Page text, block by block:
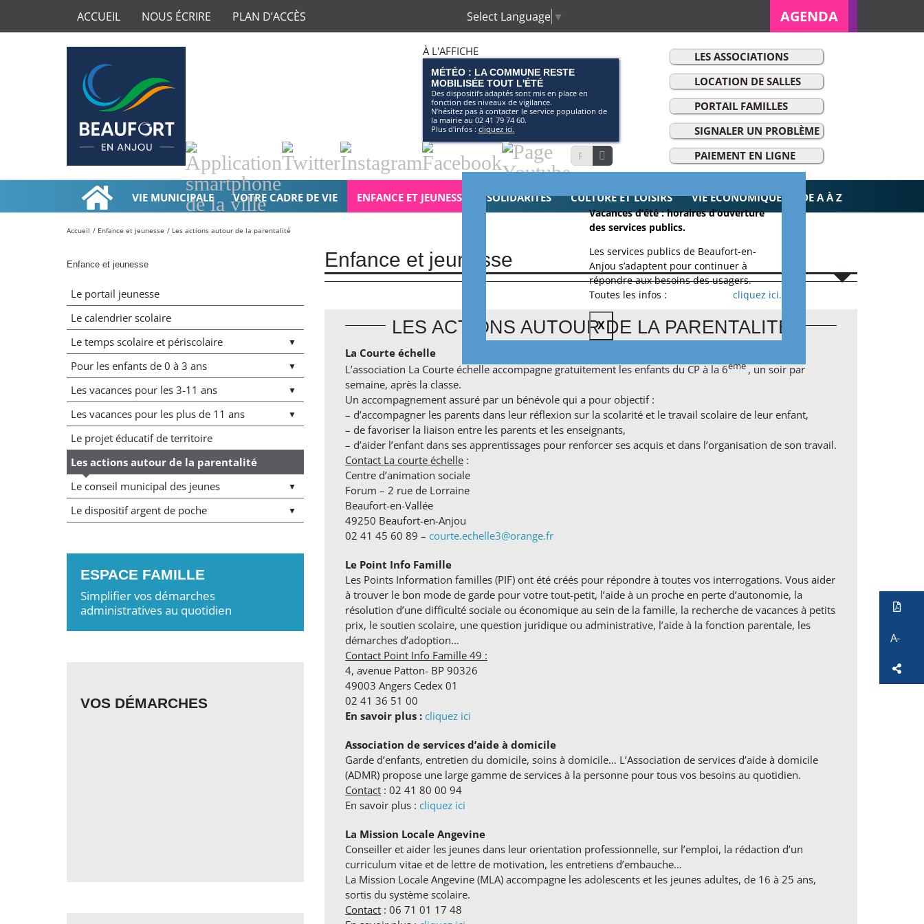
ACCUEIL NOUS ÉCRIRE PLAN D’ACCÈS Select Language ▼ AGENDA
À L'AFFICHE
MÉTÉO : LA COMMUNE RESTE
MOBILISÉE TOUT L'ÉTÉ
Des dispositifs adaptés sont mis en place en
fonction des niveaux de vigilance.
N’hésitez pas à contacter le service population de
la mairie au 02 41 79 74 60.
Plus d'infos : cliquez ici.
Application
smartphone
de
la
ville
Twitter Instagram FacebookPage
Youtube
Rechercher:
LES ASSOCIATIONS
LOCATION DE SALLES
PORTAIL FAMILLES
SIGNALER UN PROBLÈME
PAIEMENT EN LIGNE
VIE MUNICIPALE VOTRE CADRE DE VIE ENFANCE ET JEUNESSE SOLIDARITÉS CULTURE ET LOISIRS VIE ÉCONOMIQUE DE A À Z
Accueil Enfance et jeunesse Les actions autour de la parentalité
Enfance et jeunesse
LES ACTIONS AUTOUR DE LA PARENTALITÉ
La Courte échelle
L’association La Courte échelle accompagne gratuitement les enfants du CP à la 6ème, un soir par
semaine, après la classe.
Un accompagnement assuré par un bénévole qui a pour objectif :
– d’accompagner les parents dans leur réflexion sur la scolarité et le travail scolaire de leur enfant,
– de favoriser la liaison entre les parents et les enseignants,
– d’aider l’enfant dans ses apprentissages pour renforcer ses acquis et dans l’organisation de son travail.
Contact La courte échelle :
Centre d’animation sociale
Forum – 2 rue de Lorraine
Beaufort-en-Vallée
49250 Beaufort-en-Anjou
02 41 45 60 89 – courte.echelle3@orange.fr
Le Point Info Famille
Les Points Information familles (PIF) ont été créés pour répondre à toutes vos interrogations. Vous aider
à trouver le bon mode de garde pour votre tout-petit, l’aide à un proche en perte d’autonomie, la
résolution d’une difficulté sociale ou économique au sein de la famille, la recherche de vacances à petits
prix, le soutien scolaire, une question juridique ou administrative, l’aide à la fonction parentale, les
démarches d’adoption…
Contact Point Info Famille 49 :
4, avenue Patton- BP 90326
49003 Angers Cedex 01
02 41 36 51 00
En savoir plus : cliquez ici
Association de services d’aide à domicile
Garde d’enfants, entretien du domicile, soins à domicile… L’Association de services d’aide à domicile
(ADMR) propose une large gamme de services à la personne pour tous vos besoins au quotidien.
Contact : 02 41 80 00 94
En savoir plus : cliquez ici
La Mission Locale Angevine
Conseiller et aider les jeunes dans leur orientation professionnelle, sur l’emploi, la rédaction d’un
curriculum vitae et de lettre de motivation, les entretiens d’embauche…
La Mission Locale Angevine (MLA) accompagne les adolescents et les jeunes adultes, de 16 à 25 ans,
sortis du système scolaire.
Contact : 06 71 01 17 48
Enfance et jeunesse
Le portail jeunesse
Le calendrier scolaire
Le temps scolaire et périscolaire
Pour les enfants de 0 à 3 ans
Les vacances pour les 3-11 ans
Les vacances pour les plus de 11 ans
Le projet éducatif de territoire
Les actions autour de la parentalité
Le conseil municipal des jeunes
Le dispositif argent de poche
ESPACE FAMILLE
Simplifier vos démarches
administratives au quotidien
VOS DÉMARCHES
Vacances d’été : horaires d’ouverture
des services publics.
Les services publics de Beaufort-en-
Anjou s’adaptent pour continuer à
répondre aux besoins des usagers.
Toutes les infos :
cliquez ici.
X